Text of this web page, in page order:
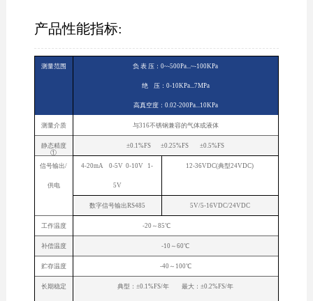
产品性能指标:
测量范围 负 表 压：0~-500Pa...~-100KPa
绝 压：0-10KPa...7MPa
高真空度：0.02-200Pa...10KPa
测量介质 与316不锈钢兼容的气体或液体
静态精度
①
±0.1%FS ±0.25%FS ±0.5%FS
信号输出/
供电
4-20mA 0-5V 0-10V 1-
5V
12-36VDC(典型24VDC)
数字信号输出RS485 5V/5-16VDC/24VDC
工作温度 -20～85℃
补偿温度 -10～60℃
贮存温度 -40～100℃
长期稳定 典型：±0.1%FS/年 最大：±0.2%FS/年